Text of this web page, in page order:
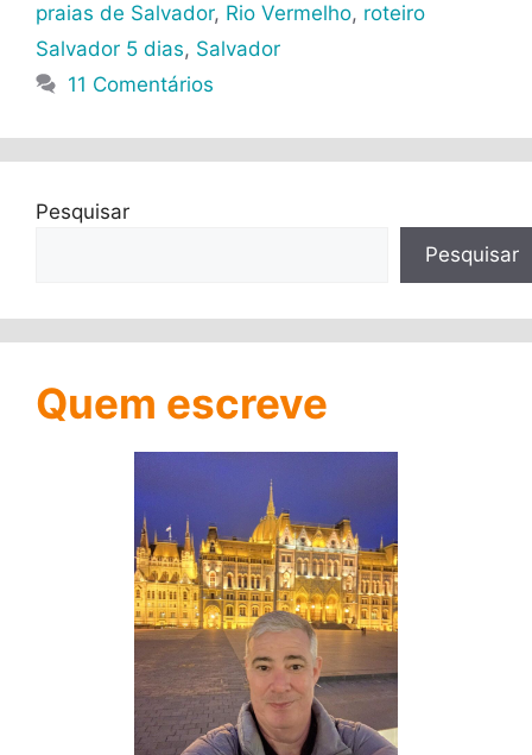
praias de Salvador, Rio Vermelho, roteiro
Salvador 5 dias, Salvador
11 Comentários
Pesquisar
Pesquisar
Quem escreve